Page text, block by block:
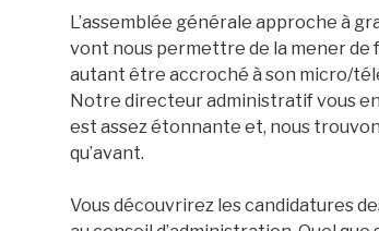
L’assemblée générale approche à
vont nous permettre de la mener de
autant être accroché à son micro/
Notre directeur administratif vous
est assez étonnante et, nous
qu’avant.
Vous découvrirez les candidatures